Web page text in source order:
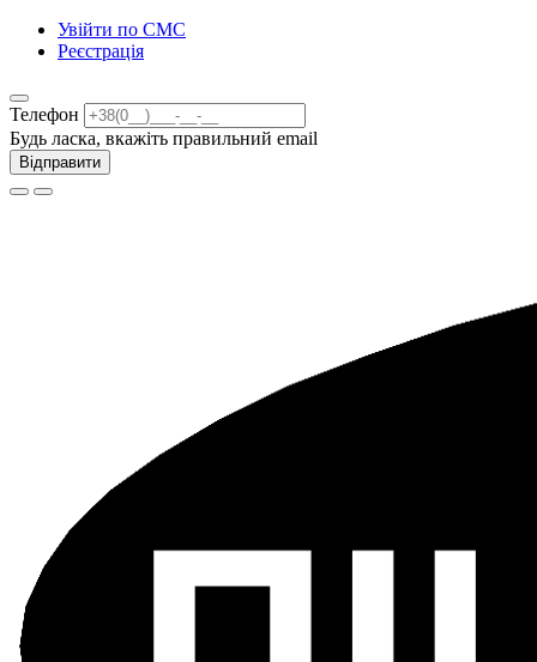
Увійти по СМС
Реєстрація
Телефон
Будь ласка, вкажіть правильний email
Відправити